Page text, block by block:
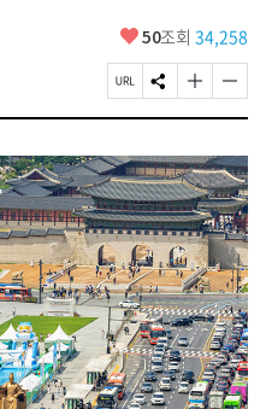
좋
요
50조회 34,258
페
이
U
R
L
복
사
S
N
공
유
하
기
글
자
기
크
게
변
경
하
기
글
자
기
작
게
변
경
하
기